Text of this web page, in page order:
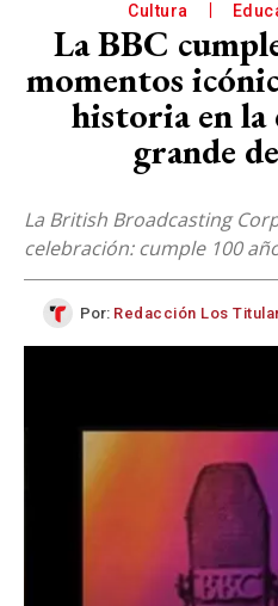
Cultura
La BBC
momentos
historia en la
grande
La British Broadcasting
celebración: cumple 100
Por: Redacción Los